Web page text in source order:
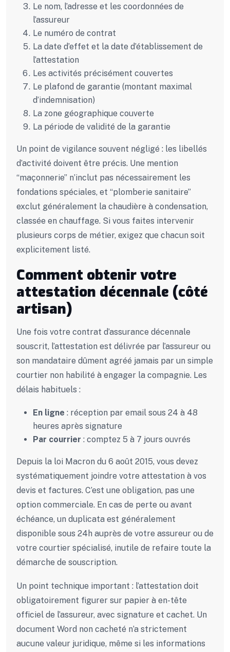
Le nom, l’adresse et les coordonnées de
l’assureur
Le numéro de contrat
La date d’effet et la date d’établissement de
l’attestation
Les activités précisément couvertes
Le plafond de garantie (montant maximal
d’indemnisation)
La zone géographique couverte
La période de validité de la garantie
Un point de vigilance souvent négligé : les libellés
d’activité doivent être précis. Une mention
“maçonnerie” n’inclut pas nécessairement les
fondations spéciales, et “plomberie sanitaire”
exclut généralement la chaudière à condensation,
classée en chauffage. Si vous faites intervenir
plusieurs corps de métier, exigez que chacun soit
explicitement listé.
Comment obtenir votre
attestation décennale (côté
artisan)
Une fois votre contrat d’assurance décennale
souscrit, l’attestation est délivrée par l’assureur ou
son mandataire dûment agréé jamais par un simple
courtier non habilité à engager la compagnie. Les
délais habituels :
En ligne : réception par email sous 24 à 48
heures après signature
Par courrier : comptez 5 à 7 jours ouvrés
Depuis la loi Macron du 6 août 2015, vous devez
systématiquement joindre votre attestation à vos
devis et factures. C’est une obligation, pas une
option commerciale. En cas de perte ou avant
échéance, un duplicata est généralement
disponible sous 24h auprès de votre assureur ou de
votre courtier spécialisé, inutile de refaire toute la
démarche de souscription.
Un point technique important : l’attestation doit
obligatoirement figurer sur papier à en-tête
officiel de l’assureur, avec signature et cachet. Un
document Word non cacheté n’a strictement
aucune valeur juridique, même si les informations